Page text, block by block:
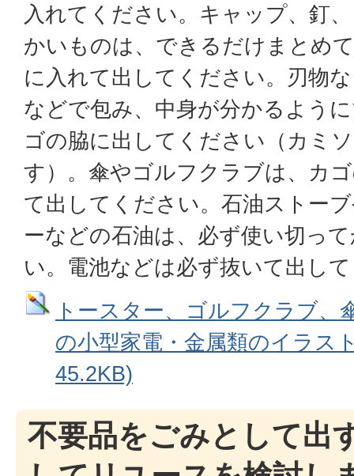
入れてください。キャップ、釘
かいものは、できるだけまとめ
に入れて出してください。刃物
などで包み、中身が分かるよう
ゴの脇に出してください（カミ
す）。傘やゴルフクラブは、カ
て出してください。石油ストー
ーなどの石油は、必ず使い切っ
い。電池などは必ず抜いて出し
トースター、ゴルフクラブ、
の小型家電・金属類のイラス
45.2KB)
不要品をごみとして出